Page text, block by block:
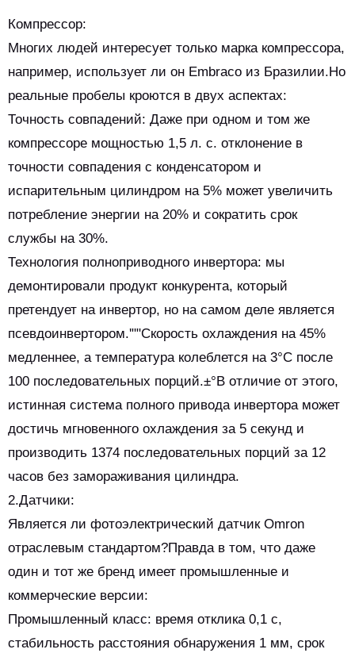
Компрессор:
Многих людей интересует только марка компрессора,
например, использует ли он Embraco из Бразилии.Но
реальные пробелы кроются в двух аспектах:
Точность совпадений: Даже при одном и том же
компрессоре мощностью 1,5 л. с. отклонение в
точности совпадения с конденсатором и
испарительным цилиндром на 5% может увеличить
потребление энергии на 20% и сократить срок
службы на 30%.
Технология полноприводного инвертора: мы
демонтировали продукт конкурента, который
претендует на инвертор, но на самом деле является
псевдоинвертором.'""Скорость охлаждения на 45%
медленнее, а температура колеблется на 3°C после
100 последовательных порций.±°В отличие от этого,
истинная система полного привода инвертора может
достичь мгновенного охлаждения за 5 секунд и
производить 1374 последовательных порций за 12
часов без замораживания цилиндра.
2.Датчики:
Является ли фотоэлектрический датчик Omron
отраслевым стандартом?Правда в том, что даже
один и тот же бренд имеет промышленные и
коммерческие версии:
Промышленный класс: время отклика 0,1 с,
стабильность расстояния обнаружения 1 мм, срок